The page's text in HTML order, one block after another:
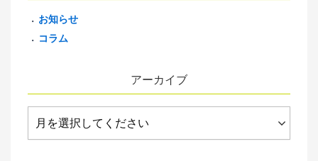
お知らせ
コラム
アーカイブ